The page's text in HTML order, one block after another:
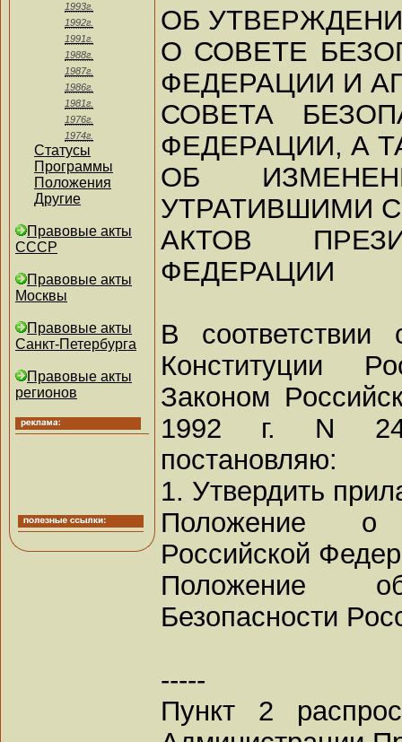
1993г.
1992г.
1991г.
1988г.
1987г.
1986г.
1981г.
1976г.
1974г.
Статусы
Программы
Положения
Другие
Правовые акты
СССР
Правовые акты
Москвы
Правовые акты
Санкт-Петербурга
Правовые акты
регионов
ОБ
О СОВЕТЕ
ФЕДЕРАЦИИ И
СОВЕТА
ФЕДЕРАЦИИ, А
ОБ
УТРАТИВШИМИ
АКТОВ
ФЕДЕРАЦИИ
В
Конституции
Законом
1992 г. N
постановляю:
1. Утвердить
Положение о
Российской
Положение
Безопасности
-----
Пункт 2